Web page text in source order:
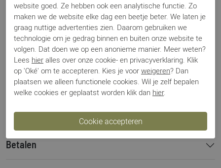
Specificaties
Merk
Collonil
Artikelnummer
10000000 - Schoensmeer 025
Los voetbed
Nee
Categorie
Onderhoudsmiddelen
Kleur
Wit
Materiaal
Bestelcode
00003414
Betalen
website goed. Ze hebben ook een analytische functie. Zo
maken we de website elke dag een beetje beter. We laten je
graag nuttige advertenties zien. Daarom gebruiken we
technologie om je gedrag binnen en buiten onze website te
volgen. Dat doen we op een anonieme manier. Meer weten?
Lees hier alles over onze cookie- en privacyverklaring. Klik
op 'Oké' om te accepteren. Kies je voor weigeren? Dan
plaatsen we alleen functionele cookies. Wil je zelf bepalen
welke cookies er geplaatst worden klik dan hier.